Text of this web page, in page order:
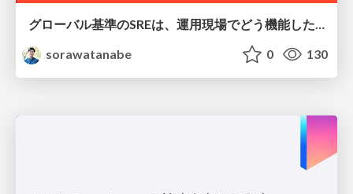
グローバル基準のSREは、運用現場でどう機能したか：成熟度アセスメントの実践 ／ SRE NEXT 2026
sorawatanabe
0 130